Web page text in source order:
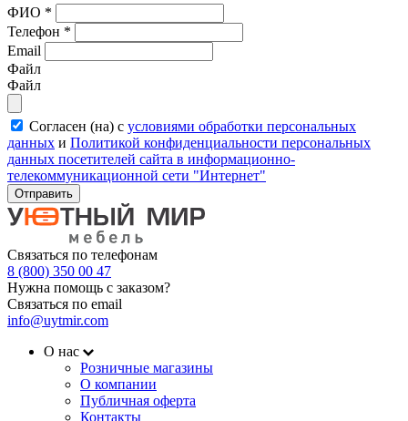
ФИО *
Телефон *
Email
Файл
Файл
Согласен (на) с условиями обработки персональных
данных и Политикой конфиденциальности персональных
данных посетителей сайта в информационно-
телекоммуникационной сети "Интернет"
Отправить
Связаться по телефонам
8 (800) 350 00 47
Нужна помощь с заказом?
Связаться по email
info@uytmir.com
О нас
Розничные магазины
О компании
Публичная оферта
Контакты